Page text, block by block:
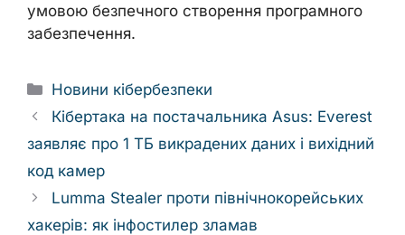
умовою безпечного створення програмного
забезпечення.
Categories
Новини кібербезпеки
Кібертака на постачальника Asus: Everest
заявляє про 1 ТБ викрадених даних і вихідний
код камер
Lumma Stealer проти північнокорейських
хакерів: як інфостилер зламав